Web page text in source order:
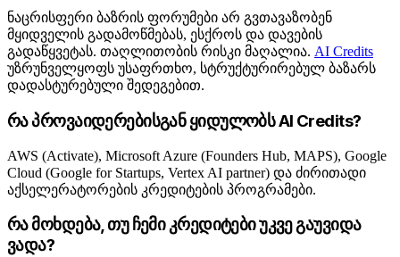
ნაცრისფერი ბაზრის ფორუმები არ გვთავაზობენ
მყიდველის გადამოწმებას, ესქროს და დავების
გადაწყვეტას. თაღლითობის რისკი მაღალია. AI Credits
უზრუნველყოფს უსაფრთხო, სტრუქტურირებულ ბაზარს
დადასტურებული შედეგებით.
რა პროვაიდერებისგან ყიდულობს AI Credits?
AWS (Activate), Microsoft Azure (Founders Hub, MAPS), Google
Cloud (Google for Startups, Vertex AI partner) და ძირითადი
აქსელერატორების კრედიტების პროგრამები.
რა მოხდება, თუ ჩემი კრედიტები უკვე გაუვიდა
ვადა?